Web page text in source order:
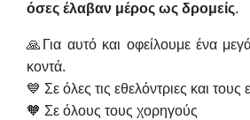
όσες έλαβαν μέρος ως δρομείς.
🙏Για αυτό και οφείλουμε ένα
κοντά.
💙 Σε όλες τις εθελόντριες και τους
🧡 Σε όλους τους χορηγούς